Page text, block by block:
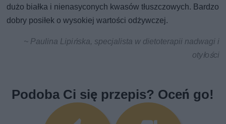
dużo białka i nienasyconych kwasów tłuszczowych. Bardzo
dobry posiłek o wysokiej wartości odżywczej.
~ Paulina Lipińska, specjalista w dietoterapii nadwagi i
otyłości
Podoba Ci się przepis? Oceń go!